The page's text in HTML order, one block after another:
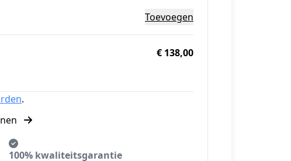
Toevoegen
€ 138,00
.
100% kwaliteitsgarantie